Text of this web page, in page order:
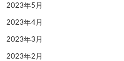
2023年5月
2023年4月
2023年3月
2023年2月